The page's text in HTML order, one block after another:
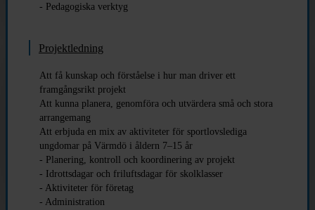
- Pedagogiska verktyg
Projektledning
Att få kunskap och förståelse i hur man driver ett
framgångsrikt projekt
Att kunna planera, genomföra och utvärdera små och stora
arrangemang
Att erbjuda en mix av aktiviteter för sportlovslediga
ungdomar på Värmdö i åldern 7–15 år
- Planering, kontroll och koordinering av projekt
- Idrottsdagar och friluftsdagar för skolklasser
- Aktiviteter för företag
- Administration